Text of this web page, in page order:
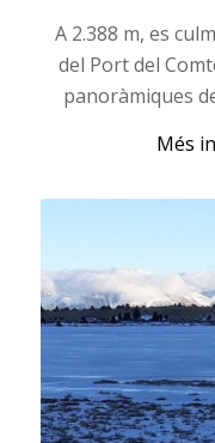
A 2.388 m, es
del Port del
panoràmiques
Més